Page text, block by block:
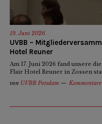
19. Juni 2026
UVBB –
Hotel Reuner
Am 17. Juni 2026 fand unsere
Flair Hotel Reuner in Zossen
von UVBB Potsdam